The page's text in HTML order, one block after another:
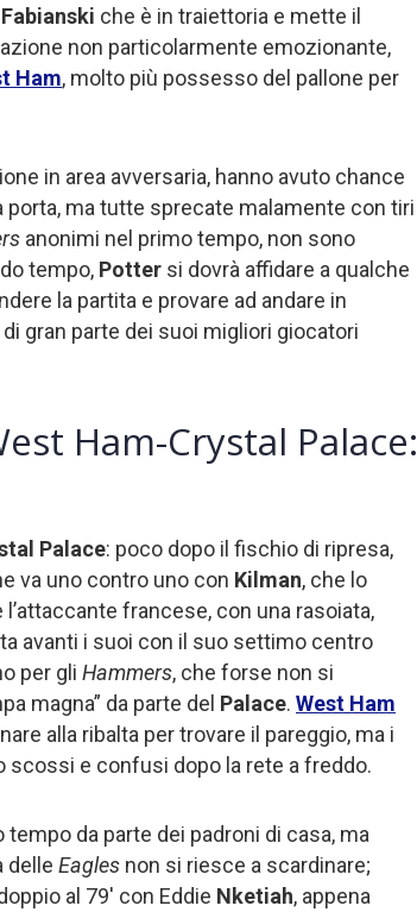
Fabianski che è in traiettoria e mette il
non particolarmente emozionante,
Ham, molto più possesso del pallone per
in area avversaria, hanno avuto chance
porta, ma tutte sprecate malamente con tiri
anonimi nel primo tempo, non sono
tempo, Potter si dovrà affidare a qualche
la partita e provare ad andare in
gran parte dei suoi migliori giocatori
Ham-Crystal Palace:
Palace: poco dopo il fischio di ripresa,
va uno contro uno con Kilman, che lo
francese, con una rasoiata,
avanti i suoi con il suo settimo centro
per gli Hammers, che forse non si
magna” da parte del Palace. West Ham
alla ribalta per trovare il pareggio, ma i
scossi e confusi dopo la rete a freddo.
da parte dei padroni di casa, ma
delle Eagles non si riesce a scardinare;
al 79′ con Eddie Nketiah, appena